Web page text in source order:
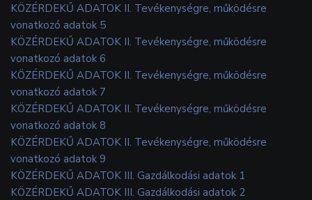
KÖZÉRDEKŰ ADATOK II. Tevékenységre, működésre
vonatkozó adatok 5
KÖZÉRDEKŰ ADATOK II. Tevékenységre, működésre
vonatkozó adatok 6
KÖZÉRDEKŰ ADATOK II. Tevékenységre, működésre
vonatkozó adatok 7
KÖZÉRDEKŰ ADATOK II. Tevékenységre, működésre
vonatkozó adatok 8
KÖZÉRDEKŰ ADATOK II. Tevékenységre, működésre
vonatkozó adatok 9
KÖZÉRDEKŰ ADATOK III. Gazdálkodási adatok 1
KÖZÉRDEKŰ ADATOK III. Gazdálkodási adatok 2